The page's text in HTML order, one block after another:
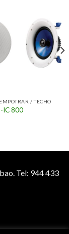
/ TECHO
IC 800
Tel: 944 433